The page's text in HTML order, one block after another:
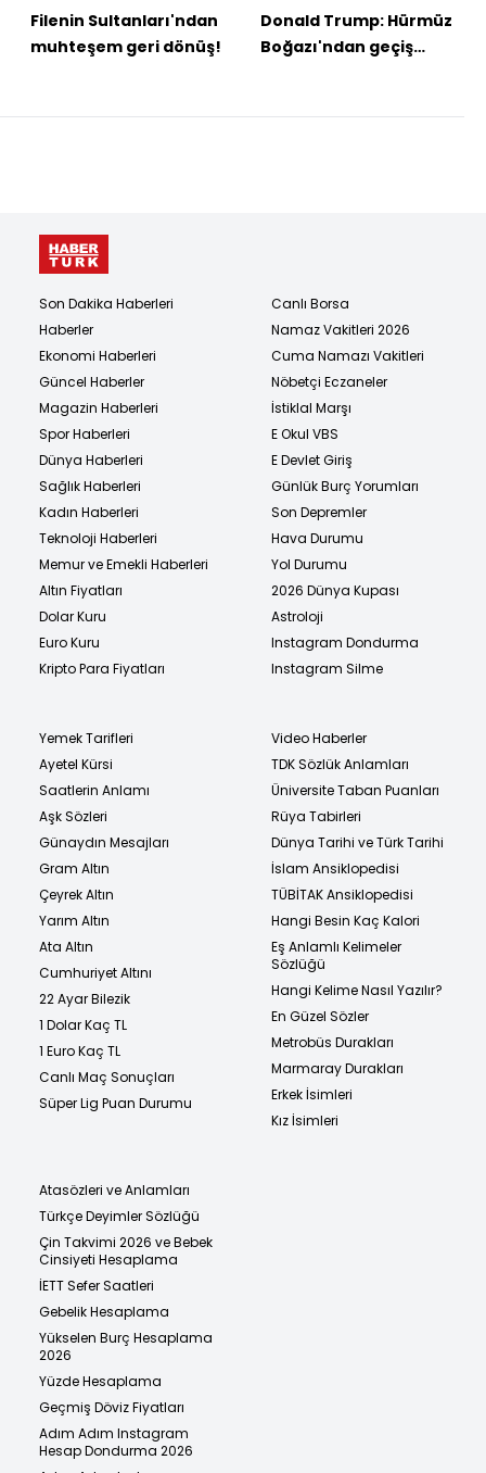
Filenin Sultanları'ndan
muhteşem geri dönüş!
Donald Trump: Hürmüz
Boğazı'ndan geçiş
Son Dakika Haberleri
Haberler
Ekonomi Haberleri
Güncel Haberler
Magazin Haberleri
Spor Haberleri
Dünya Haberleri
Sağlık Haberleri
Kadın Haberleri
Teknoloji Haberleri
Memur ve Emekli Haberleri
Altın Fiyatları
Dolar Kuru
Euro Kuru
Kripto Para Fiyatları
Canlı Borsa
Namaz Vakitleri 2026
Cuma Namazı Vakitleri
Nöbetçi Eczaneler
İstiklal Marşı
E Okul VBS
E Devlet Giriş
Günlük Burç Yorumları
Son Depremler
Hava Durumu
Yol Durumu
2026 Dünya Kupası
Astroloji
Instagram Dondurma
Instagram Silme
Yemek Tarifleri
Ayetel Kürsi
Saatlerin Anlamı
Aşk Sözleri
Günaydın Mesajları
Gram Altın
Çeyrek Altın
Yarım Altın
Ata Altın
Cumhuriyet Altını
22 Ayar Bilezik
1 Dolar Kaç TL
1 Euro Kaç TL
Canlı Maç Sonuçları
Süper Lig Puan Durumu
Video Haberler
TDK Sözlük Anlamları
Üniversite Taban Puanları
Rüya Tabirleri
Dünya Tarihi ve Türk Tarihi
İslam Ansiklopedisi
TÜBİTAK Ansiklopedisi
Hangi Besin Kaç Kalori
Eş Anlamlı Kelimeler
Sözlüğü
Hangi Kelime Nasıl Yazılır?
En Güzel Sözler
Metrobüs Durakları
Marmaray Durakları
Erkek İsimleri
Kız İsimleri
Atasözleri ve Anlamları
Türkçe Deyimler Sözlüğü
Çin Takvimi 2026 ve Bebek
Cinsiyeti Hesaplama
İETT Sefer Saatleri
Gebelik Hesaplama
Yükselen Burç Hesaplama
2026
Yüzde Hesaplama
Geçmiş Döviz Fiyatları
Adım Adım Instagram
Hesap Dondurma 2026